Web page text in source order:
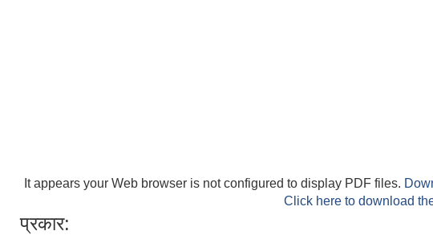
It appears your Web browser is not configured to display PDF files.
Click here to download
प्रकार: